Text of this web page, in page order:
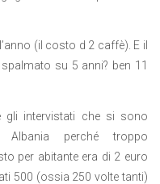
(il costo d 2 caffè). E il
su 5 anni? ben 11
intervistati che si sono
Albania perché troppo
per abitante era di 2 euro
500 (ossia 250 volte tanti)